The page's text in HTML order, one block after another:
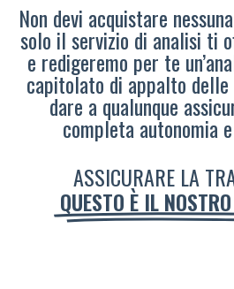
Non devi acquistare
solo il servizio di analisi ti
e redigeremo per te
capitolato di appalto
dare a qualunque
completa autonomia
ASSICURARE LA
QUESTO È IL